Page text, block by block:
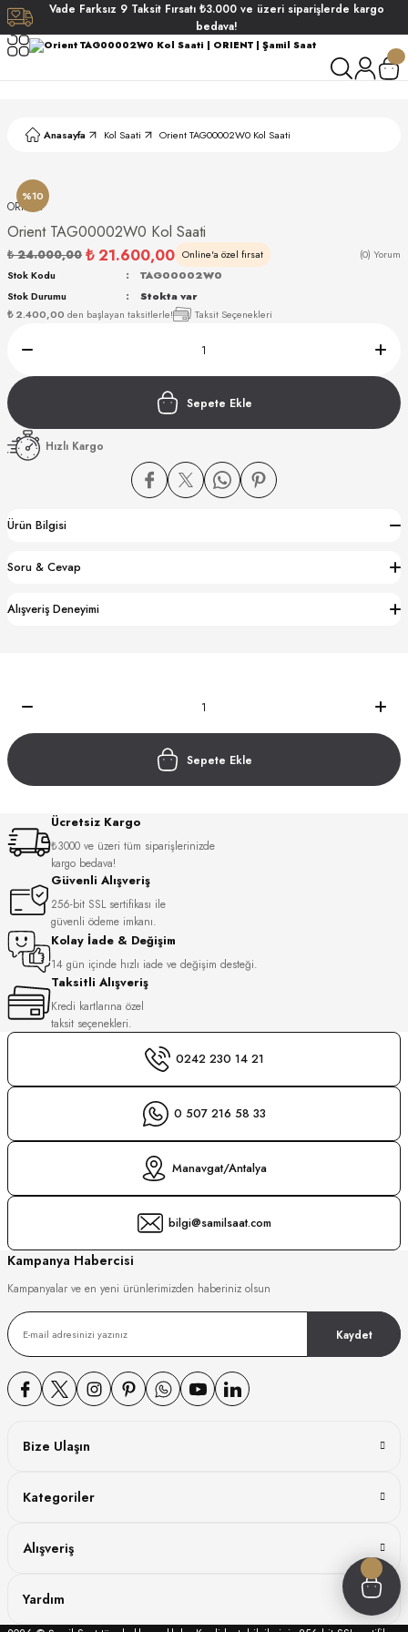
Vade Farksız 9 Taksit Fırsatı ₺3.000 ve üzeri siparişlerde kargo
bedava!
Anasayfa Kol Saati Orient TAG00002W0 Kol Saati
%10
ORIENT
Orient TAG00002W0 Kol Saati
₺ 24.000,00 ₺ 21.600,00 Online'a özel fırsat (0) Yorum
₺ 2.400,00 den başlayan taksitlerle! Taksit Seçenekleri
Stok Kodu
TAG00002W0
Stok Durumu
Stokta var
Sepete Ekle
Hızlı Kargo
Ürün Bilgisi
Soru & Cevap
Alışveriş Deneyimi
Sepete Ekle
Ücretsiz Kargo
₺3000 ve üzeri tüm siparişlerinizde
kargo bedava!
Güvenli Alışveriş
256-bit SSL sertifikası ile
güvenli ödeme imkanı.
Kolay İade & Değişim
14 gün içinde hızlı iade ve değişim desteği.
Taksitli Alışveriş
Kredi kartlarına özel
taksit seçenekleri.
0242 230 14 21
0 507 216 58 33
Manavgat/Antalya
bilgi@samilsaat.com
Kampanya Habercisi
Kampanyalar ve en yeni ürünlerimizden haberiniz olsun
Kaydet
Bize Ulaşın
Kategoriler
Alışveriş
Yardım
WATCH
WATCH